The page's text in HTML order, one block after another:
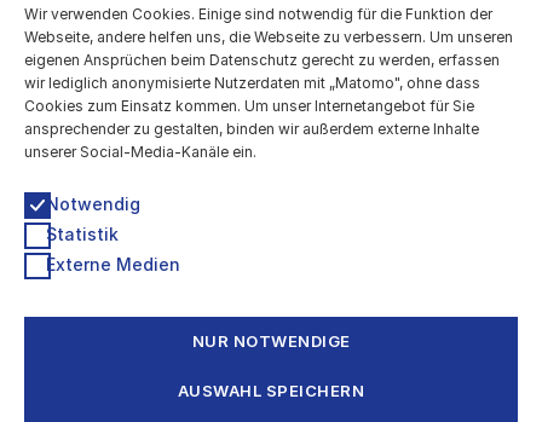
kulturBdigital
Digitale Entwicklung des Kulturbereichs
Technologiestiftung Berlin
Grunewaldstr. 61-62, 10825 Berlin
kultur@ts.berlin
Newsletter & Info-Verteiler
Impressum
Datenschutzerklärung
Eine Kooperation von
Wir verwenden Cookies. Einige sind notwendig für die Funktion der
Webseite, andere helfen uns, die Webseite zu verbessern. Um unseren
eigenen Ansprüchen beim Datenschutz gerecht zu werden, erfassen
wir lediglich anonymisierte Nutzerdaten mit „Matomo", ohne dass
Cookies zum Einsatz kommen. Um unser Internetangebot für Sie
ansprechender zu gestalten, binden wir außerdem externe Inhalte
unserer Social-Media-Kanäle ein.
Notwendig
Statistik
Externe Medien
NUR NOTWENDIGE
AUSWAHL SPEICHERN